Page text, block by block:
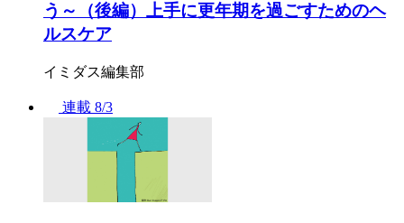
う～（後編）上手に更年期を過ごすためのヘ
ルスケア
イミダス編集部
連載 8/3